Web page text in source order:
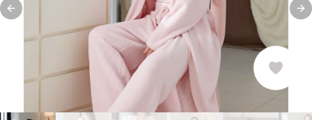
Previous slide